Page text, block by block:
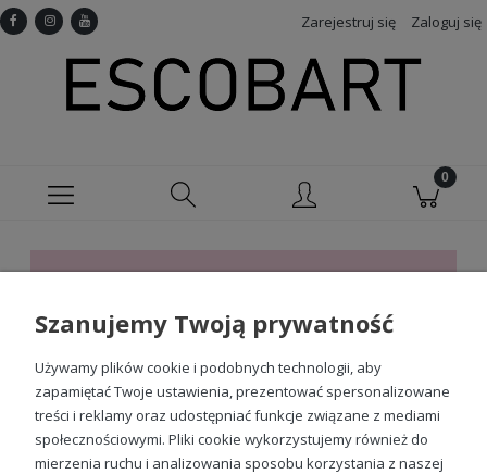
Zarejestruj się Zaloguj się
Ten produkt jest niedostępny.
Sprawdź nasze social media
Szanujemy Twoją prywatność
Używamy plików cookie i podobnych technologii, aby
zapamiętać Twoje ustawienia, prezentować spersonalizowane
treści i reklamy oraz udostępniać funkcje związane z mediami
społecznościowymi. Pliki cookie wykorzystujemy również do
mierzenia ruchu i analizowania sposobu korzystania z naszej